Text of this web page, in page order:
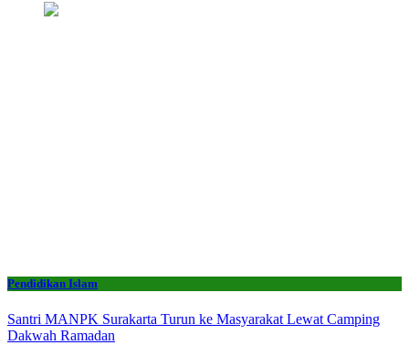
Pendidikan Islam
Santri MANPK Surakarta Turun ke Masyarakat Lewat Camping
Dakwah Ramadan